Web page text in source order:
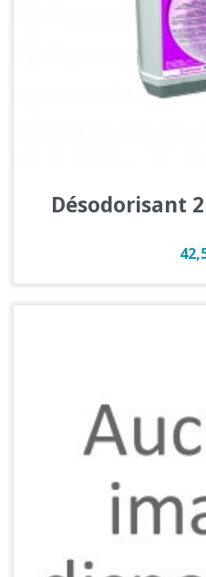
Désodorisant
Prix